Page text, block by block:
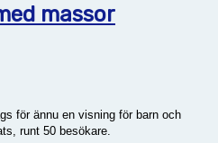
massor
för ännu en visning för barn och
runt 50 besökare.